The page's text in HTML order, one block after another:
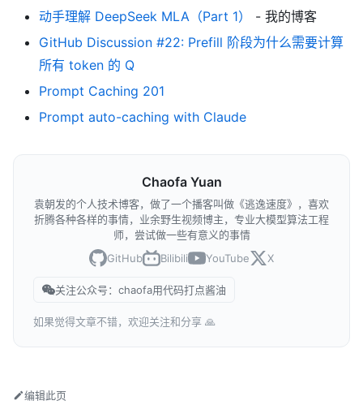
动手理解 DeepSeek MLA（Part 1）
- 我的博客
GitHub Discussion #22: Prefill 阶段为什么需要计算
所有 token 的 Q
Prompt Caching 201
Prompt auto-caching with Claude
Chaofa Yuan
袁朝发的个人技术博客，做了一个播客叫做《逃逸速度》，喜欢
折腾各种各样的事情，业余野生视频博主，专业大模型算法工程
师，尝试做一些有意义的事情
GitHub
Bilibili YouTube X
关注公众号：chaofa用代码打点酱油
如果觉得文章不错，欢迎关注和分享 🙏
编辑此页